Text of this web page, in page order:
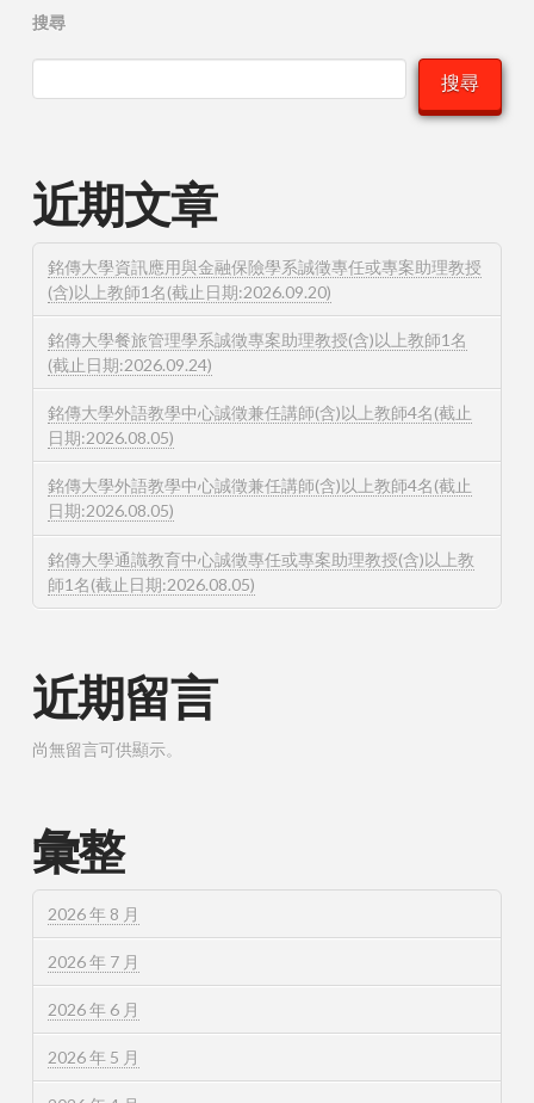
搜尋
搜尋
近期文章
銘傳大學資訊應用與金融保險學系誠徵專任或專案助理教授
(含)以上教師1名(截止日期:2026.09.20)
銘傳大學餐旅管理學系誠徵專案助理教授(含)以上教師1名
(截止日期:2026.09.24)
銘傳大學外語教學中心誠徵兼任講師(含)以上教師4名(截止
日期:2026.08.05)
銘傳大學外語教學中心誠徵兼任講師(含)以上教師4名(截止
日期:2026.08.05)
銘傳大學通識教育中心誠徵專任或專案助理教授(含)以上教
師1名(截止日期:2026.08.05)
近期留言
尚無留言可供顯示。
彙整
2026 年 8 月
2026 年 7 月
2026 年 6 月
2026 年 5 月